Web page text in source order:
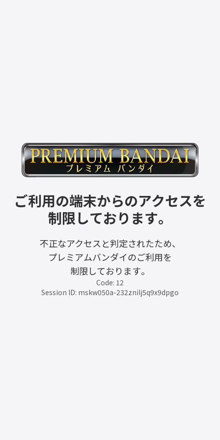
ご利用の端末からのアクセスを
制限しております。
不正なアクセスと判定されたため、
プレミアムバンダイのご利用を
制限しております。
Code: 12
Session ID: mskw050a-232znilj5q9x9dpgo